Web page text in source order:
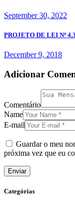
September 30, 2022
PROJETO DE LEI Nº
December 9, 2018
Adicionar
Comentário
Name
E-mail
Guardar o meu
próxima vez que eu
Categórias